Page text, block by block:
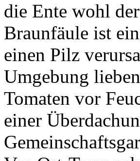
die Ente wohl
Braunfäule ist
einen Pilz
Umgebung
Tomaten vor
einer